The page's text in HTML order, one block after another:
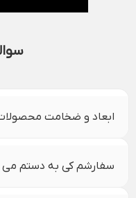
ابعاد و ضخامت
سفارشم کی به دستم